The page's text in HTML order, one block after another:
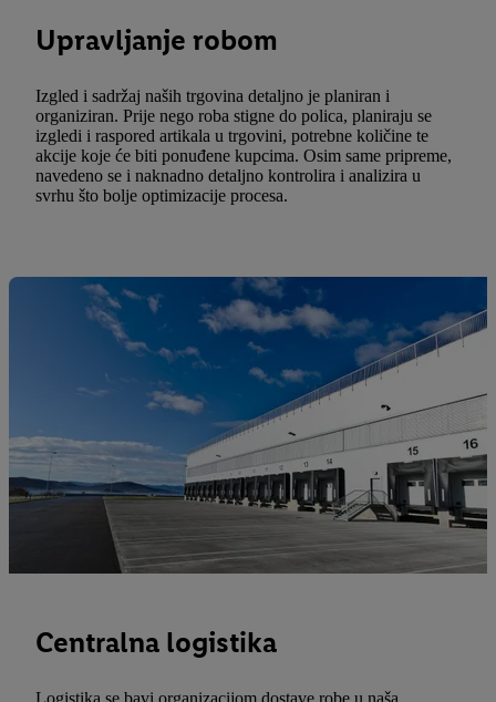
Upravljanje robom
Izgled i sadržaj naših trgovina detaljno je planiran i
organiziran. Prije nego roba stigne do polica, planiraju se
izgledi i raspored artikala u trgovini, potrebne količine te
akcije koje će biti ponuđene kupcima. Osim same pripreme,
navedeno se i naknadno detaljno kontrolira i analizira u
svrhu što bolje optimizacije procesa.
Centralna logistika